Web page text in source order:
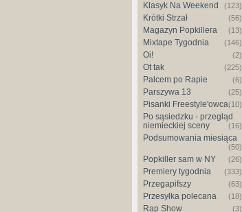
Klasyk Na Weekend (123)
Krótki Strzał (56)
Magazyn Popkillera (13)
Mixtape Tygodnia (146)
Oi! (2)
Ot tak (225)
Palcem po Rapie (6)
Parszywa 13 (25)
Pisanki Freestyle'owca(10)
Po sąsiedzku - przegląd
niemieckiej sceny
(16)
Podsumowania miesiąca
(50)
Popkiller sam w NY (26)
Premiery tygodnia (333)
Przegapifszy (63)
Przesyłka polecana (18)
Rap Show (3)